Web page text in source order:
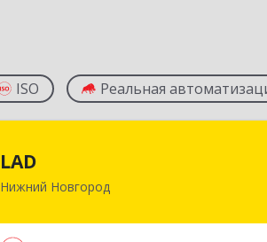
ISO Реальная
LAD
Нижний Новгород
603093, Нижегородская обл, город